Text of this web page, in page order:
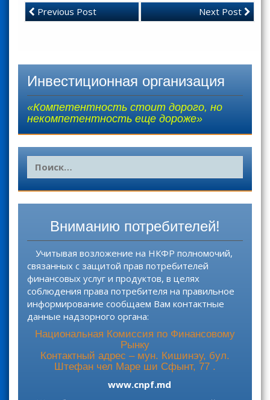
Previous Post Next Post
Инвестиционная организация
«Компетентность стоит дорого, но
некомпетентность еще дороже»
Вниманию потребителей!
Учитывая возложение на НКФР полномочий,
связанных с защитой прав потребителей
финансовых услуг и продуктов, в целях
соблюдения права потребителя на правильное
информирование сообщаем Вам контактные
данные надзорного органа:
Национальная Комиссия по Финансовому
Рынку
Контактный адрес – мун. Кишинэу, бул.
Штефан чел Маре ши Сфынт, 77 .
www.cnpf.md